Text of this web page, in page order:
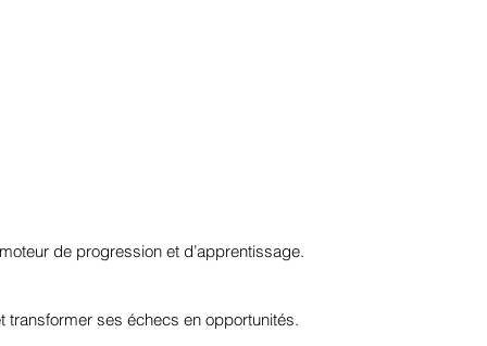
de progression et d’apprentissage.
transformer ses échecs en opportunités.